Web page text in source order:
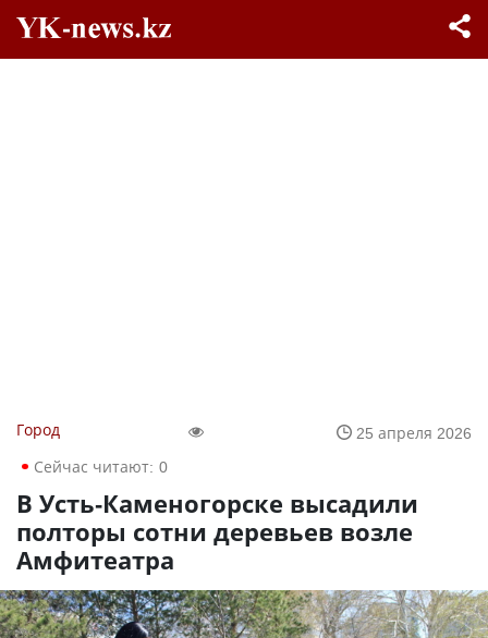
Город
25 апреля 2026
Сейчас читают: 0
В Усть-Каменогорске высадили
полторы сотни деревьев возле
Амфитеатра